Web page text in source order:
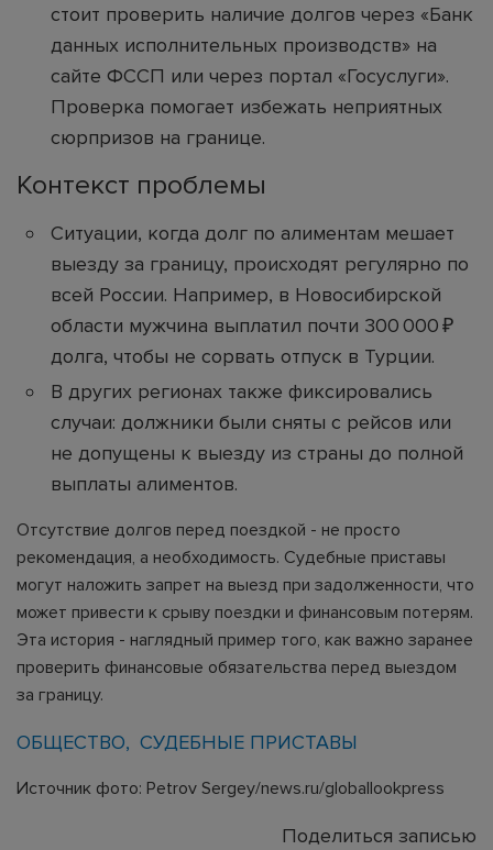
стоит проверить наличие долгов через «Банк
данных исполнительных производств» на
сайте ФССП или через портал «Госуслуги».
Проверка помогает избежать неприятных
сюрпризов на границе.
Контекст проблемы
Ситуации, когда долг по алиментам мешает
выезду за границу, происходят регулярно по
всей России. Например, в Новосибирской
области мужчина выплатил почти 300 000 ₽
долга, чтобы не сорвать отпуск в Турции.
В других регионах также фиксировались
случаи: должники были сняты с рейсов или
не допущены к выезду из страны до полной
выплаты алиментов.
Отсутствие долгов перед поездкой - не просто
рекомендация, а необходимость. Судебные приставы
могут наложить запрет на выезд при задолженности, что
может привести к срыву поездки и финансовым потерям.
Эта история - наглядный пример того, как важно заранее
проверить финансовые обязательства перед выездом
за границу.
ОБЩЕСТВО СУДЕБНЫЕ ПРИСТАВЫ
Источник фото: Petrov Sergey/news.ru/globallookpress
Поделиться записью